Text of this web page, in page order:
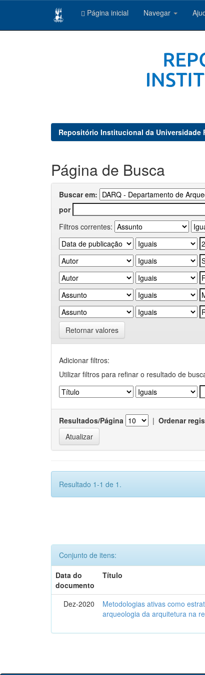
Página inicial Navegar
Repositório Institucional da Universidade
Página de Busca
Buscar em:
por
Filtros correntes:
Retornar valores
Adicionar filtros:
Utilizar filtros para refinar o resultado de
Resultados/Página | Ordenar
Resultado 1-1 de 1.
Conjunto de itens:
Data do
documento
Título
Dez-2020
Metodologias ativas como
arqueologia da arquitetura na